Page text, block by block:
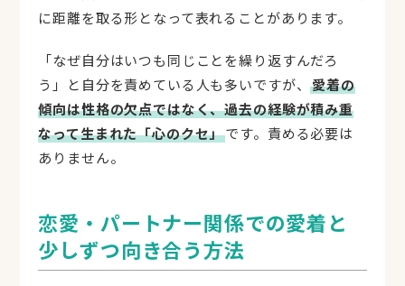
に距離を取る形となって表れることがあります。
「なぜ自分はいつも同じことを繰り返すんだろ
う」と自分を責めている人も多いですが、愛着の
傾向は性格の欠点ではなく、過去の経験が積み重
なって生まれた「心のクセ」です。責める必要は
ありません。
恋愛・パートナー関係での愛着と
少しずつ向き合う方法